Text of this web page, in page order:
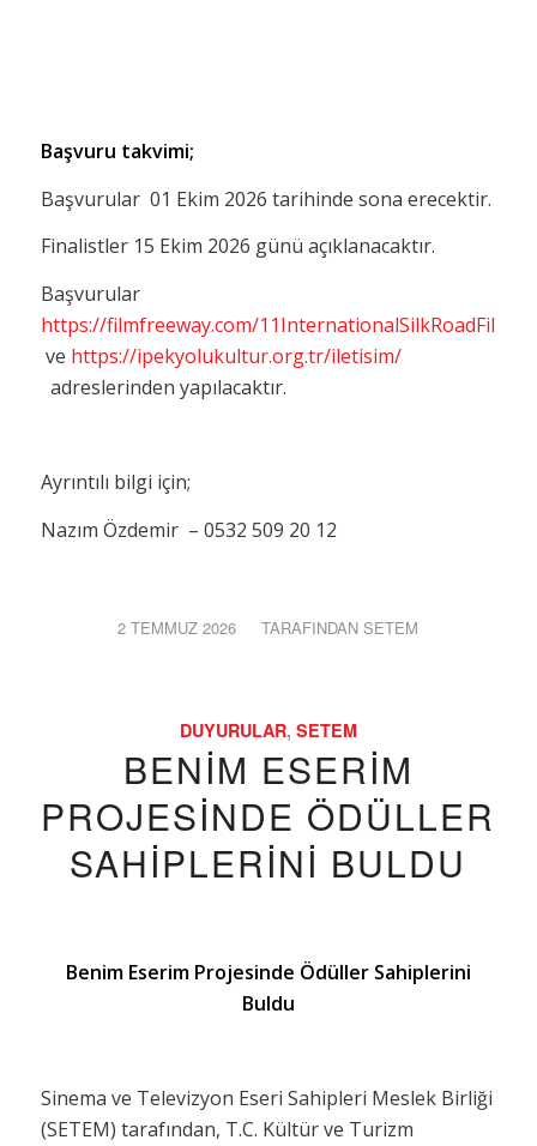
Başvuru takvimi;
Başvurular 01 Ekim 2026 tarihinde sona erecektir.
Finalistler 15 Ekim 2026 günü açıklanacaktır.
Başvurular
https://filmfreeway.com/
ve https://ipekyolukultur.org.tr/iletisim/
adreslerinden yapılacaktır.
Ayrıntılı bilgi için;
Nazım Özdemir – 0532 509 20 12
2 TEMMUZ 2026
/ TARAFINDANSETEM
DUYURULAR, SETEM
BENIM ESERIM
PROJESINDE ÖDÜLLER
SAHIPLERINI BULDU
Benim Eserim Projesinde Ödüller Sahiplerini
Buldu
Sinema ve Televizyon Eseri Sahipleri Meslek Birliği
(SETEM) tarafından, T.C. Kültür ve Turizm